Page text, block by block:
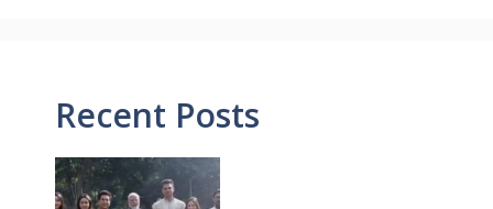
Recent Posts